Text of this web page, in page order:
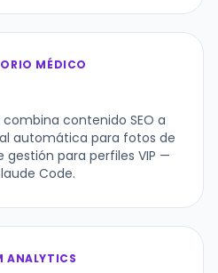
MÉDICO
contenido SEO a
automática para fotos de
para perfiles VIP —
Code.
ANALYTICS